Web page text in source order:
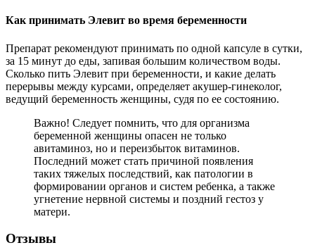
Как принимать Элевит во время беременности
Препарат рекомендуют принимать по одной капсуле в сутки,
за 15 минут до еды, запивая большим количеством воды.
Сколько пить Элевит при беременности, и какие делать
перерывы между курсами, определяет акушер-гинеколог,
ведущий беременность женщины, судя по ее состоянию.
Важно! Следует помнить, что для организма
беременной женщины опасен не только
авитаминоз, но и переизбыток витаминов.
Последний может стать причиной появления
таких тяжелых последствий, как патологии в
формировании органов и систем ребенка, а также
угнетение нервной системы и поздний гестоз у
матери.
Отзывы